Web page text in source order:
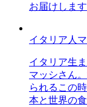
お届けします
イタリア人
イタリア生
マッシさん
られるこの
本と世界の